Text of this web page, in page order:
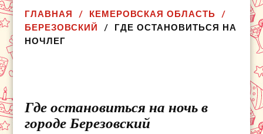
ГЛАВНАЯ
КЕМЕРОВСКАЯ ОБЛАСТЬ
БЕРЕЗОВСКИЙ
ГДЕ ОСТАНОВИТЬСЯ НА
НОЧЛЕГ
Где остановиться на ночь в
городе Березовский